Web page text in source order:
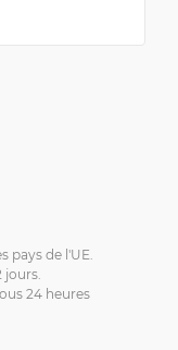
pays de l'UE.
jours.
24 heures